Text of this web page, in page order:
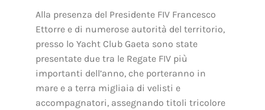
Alla presenza del Presidente FIV Francesco
Ettorre e di numerose autorità del territorio,
presso lo Yacht Club Gaeta sono state
presentate due tra le Regate FIV più
importanti dell’anno, che porteranno in
mare e a terra migliaia di velisti e
accompagnatori, assegnando titoli tricolore